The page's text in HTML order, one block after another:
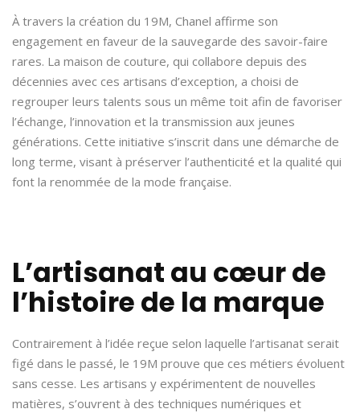
À travers la création du 19M, Chanel affirme son
engagement en faveur de la sauvegarde des savoir-faire
rares. La maison de couture, qui collabore depuis des
décennies avec ces artisans d’exception, a choisi de
regrouper leurs talents sous un même toit afin de favoriser
l’échange, l’innovation et la transmission aux jeunes
générations. Cette initiative s’inscrit dans une démarche de
long terme, visant à préserver l’authenticité et la qualité qui
font la renommée de la mode française.
L’artisanat au cœur de
l’histoire de la marque
Contrairement à l’idée reçue selon laquelle l’artisanat serait
figé dans le passé, le 19M prouve que ces métiers évoluent
sans cesse. Les artisans y expérimentent de nouvelles
matières, s’ouvrent à des techniques numériques et